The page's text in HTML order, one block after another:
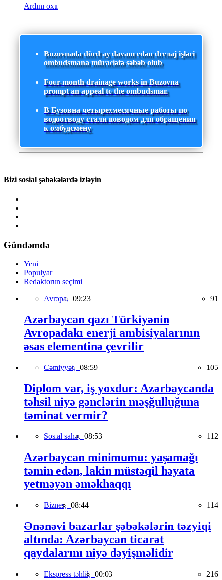
Ardını oxu
Buzovnada dörd ay davam edən drenaj işləri
ombudsmana müraciətə səbəb olub
Four-month drainage works in Buzovna
prompt an appeal to the ombudsman
В Бузовна четырехмесячные работы по
водоотводу стали поводом для обращения
к омбудсмену
Bizi sosial şəbəkələrdə izləyin
Gündəmdə
Yeni
Populyar
Redaktorun seçimi
Avropa, 09:23 91
Azərbaycan qazı Türkiyənin
Avropadakı enerji ambisiyalarının
əsas elementinə çevrilir
Cəmiyyət, 08:59 105
Diplom var, iş yoxdur: Azərbaycanda
təhsil niyə gənclərin məşğulluğuna
təminat vermir?
Sosial sahə, 08:53 112
Azərbaycan minimumu: yaşamağı
təmin edən, lakin müstəqil həyata
yetməyən əməkhaqqı
Biznes, 08:44 114
Ənənəvi bazarlar şəbəkələrin təzyiqi
altında: Azərbaycan ticarət
qaydalarını niyə dəyişməlidir
Ekspress təhlil, 00:03 216